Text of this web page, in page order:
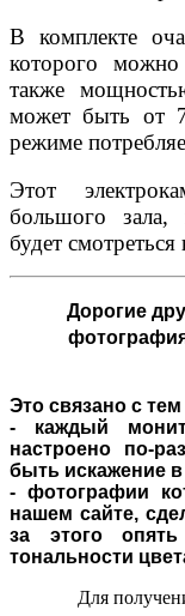
В комплекте
которого
также
может быть от
режиме
Этот
большого
будет
Дорогие
Это связано с тем
- каждый
настроено по-
быть искажение
- фотографии
нашем сайте,
за этого
тональности
Для